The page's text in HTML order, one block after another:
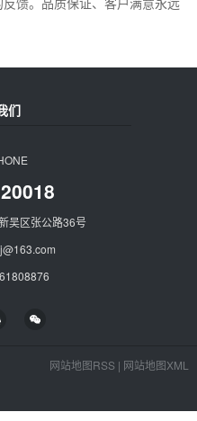
们
吴区张公路36号
网站地图RSS | 网站地图XML